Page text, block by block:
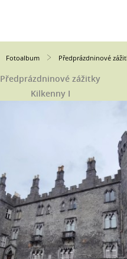
Fotoalbum Předprázdninové
Předprázdninové zážitky
Kilkenny I